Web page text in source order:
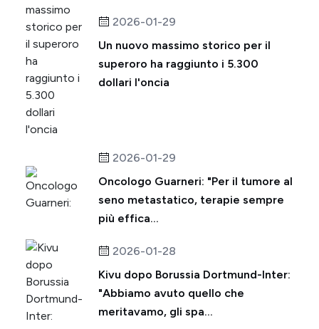
2026-01-29
Un nuovo massimo storico per il
superoro ha raggiunto i 5.300
dollari l'oncia
2026-01-29
Oncologo Guarneri: "Per il tumore al
seno metastatico, terapie sempre
più effica...
2026-01-28
Kivu dopo Borussia Dortmund-Inter:
"Abbiamo avuto quello che
meritavamo, gli spa...